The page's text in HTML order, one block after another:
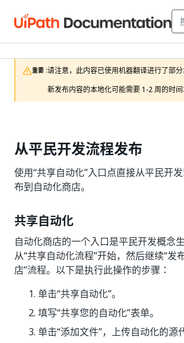
重要 :请注意，此内容已使用机器翻译进行了部分
新发布内容的本地化可能需要 1-2 周的时间
从平民开发流程发布
使用“共享自动化”入口点直接从平民开
布到自动化商店。
共享自动化
自动化商店的一个入口是平民开发概念
从“共享自动化流程”开始，然后继续“发
店”流程。以下是执行此操作的步骤：
单击“共享自动化”。
填写“共享您的自动化”表单。
单击“添加文件”，上传自动化的源